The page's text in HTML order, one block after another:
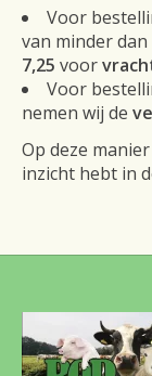
Voor
van minder dan
7,25 voor
Voor
nemen wij de
Op deze
inzicht hebt in